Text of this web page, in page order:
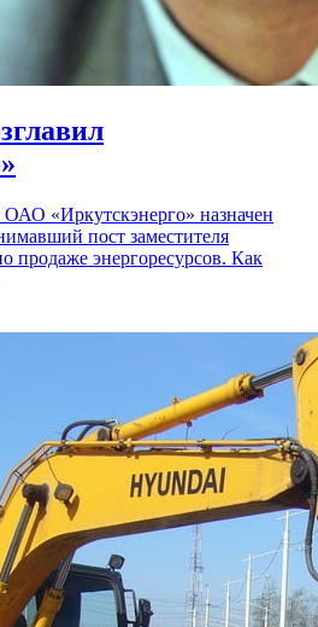
«Иркутскэнерго» назначен
пост заместителя
продаже энергоресурсов. Как